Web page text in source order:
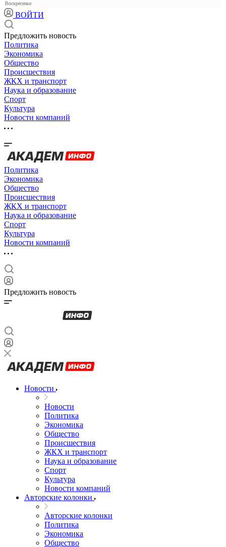
Воскресенье
ВОЙТИ
Предложить новость
Политика
Экономика
Общество
Происшествия
ЖКХ и транспорт
Наука и образование
Спорт
Культура
Новости компаний
Политика
Экономика
Общество
Происшествия
ЖКХ и транспорт
Наука и образование
Спорт
Культура
Новости компаний
Предложить новость
Новости
Новости
Политика
Экономика
Общество
Происшествия
ЖКХ и транспорт
Наука и образование
Спорт
Культура
Новости компаний
Авторские колонки
Авторские колонки
Политика
Экономика
Общество